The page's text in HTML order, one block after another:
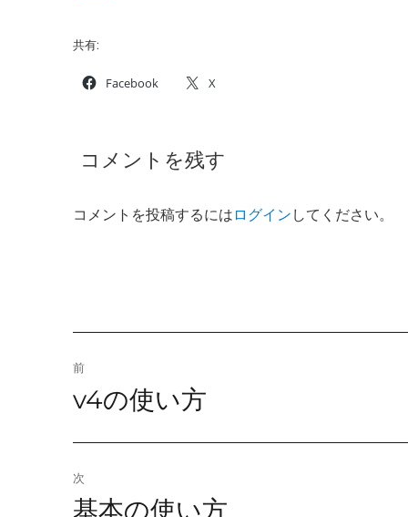
共有:
Facebook X
コメントを残す
コメントを投稿するには ログイン してください。
投
稿
ナ
ビ
前
前
投
稿:
v4の使い方
次
次
基本の使い方